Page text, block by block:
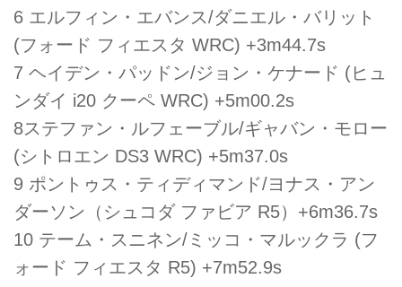
6 エルフィン・エバンス/ダニエル・バリット
(フォード フィエスタ WRC) +3m44.7s
7 ヘイデン・パッドン/ジョン・ケナード (ヒュ
ンダイ i20 クーペ WRC) +5m00.2s
8ステファン・ルフェーブル/ギャバン・モロー
(シトロエン DS3 WRC) +5m37.0s
9 ポントゥス・ティディマンド/ヨナス・アン
ダーソン（シュコダ ファビア R5）+6m36.7s
10 テーム・スニネン/ミッコ・マルックラ (フ
ォード フィエスタ R5) +7m52.9s